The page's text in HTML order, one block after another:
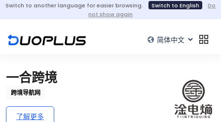
Switch to another language for easier browsing. Switch to English
Do
not show again
一合跨境
跨境导航网
了解更多